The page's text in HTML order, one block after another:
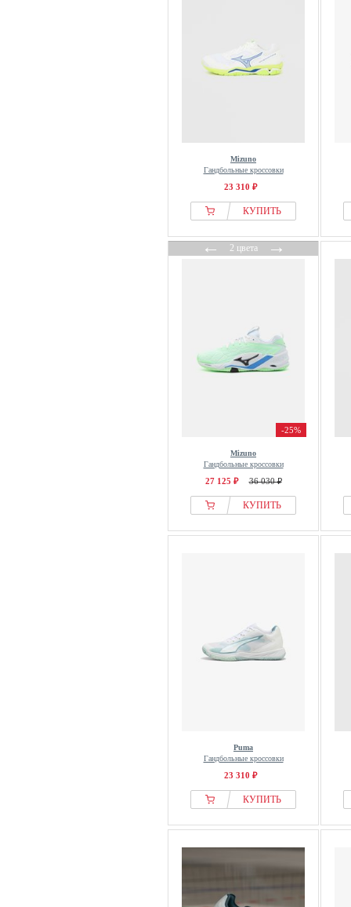
Mizuno
Гандбольные кроссовки
23 310 ₽
КУПИТЬ
←2 цвета→
-25%
Mizuno
Гандбольные кроссовки
27 125 ₽ 36 030 ₽
КУПИТЬ
Puma
Гандбольные кроссовки
23 310 ₽
КУПИТЬ